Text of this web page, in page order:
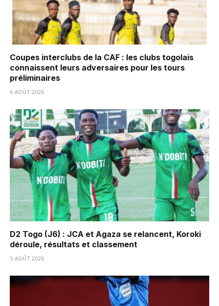
Coupes interclubs de la CAF : les clubs togolais
connaissent leurs adversaires pour les tours
préliminaires
6 AOÛT 2026
D2 Togo (J6) : JCA et Agaza se relancent, Koroki
déroule, résultats et classement
5 AOÛT 2026